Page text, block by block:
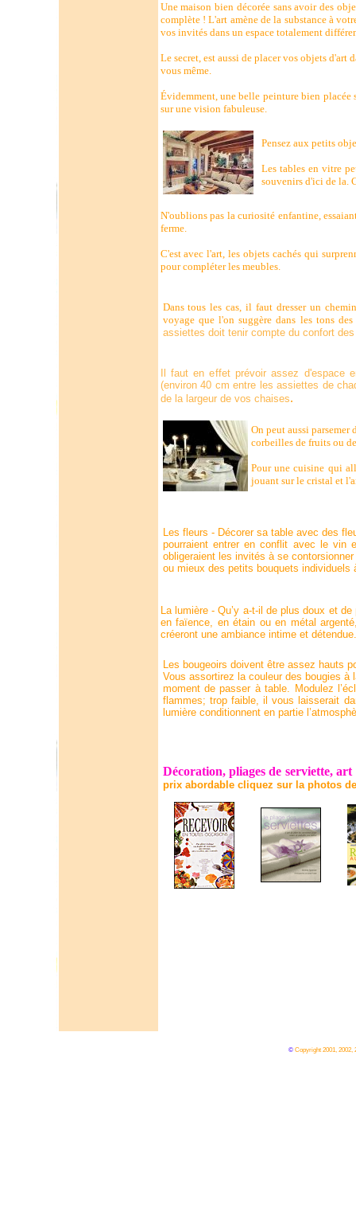
Une maison bien décorée sans avoir des
complète ! L'art amène de la substance à
vos invités dans un espace totalement
Le secret, est aussi de placer vos objets
vous même.
Évidemment, une belle peinture bien
sur une vision fabuleuse.
Pensez aux petits
Les tables en vitre
souvenirs d'ici de la.
N'oublions pas la curiosité enfantine,
ferme.
C'est avec l'art, les objets cachés qui
pour compléter les meubles.
Dans tous les cas, il faut dresser un
voyage que l'on suggère dans les tons
assiettes doit tenir compte du confort
Il faut en effet prévoir assez d'espace
(environ 40 cm entre les assiettes de
de la largeur de vos chaises.
On peut aussi parsemer
corbeilles de fruits ou
Pour une cuisine qui
jouant sur le cristal et
Les fleurs - Décorer sa table avec des
pourraient entrer en conflit avec le vin
obligeraient les invités à se
ou mieux des petits bouquets
La lumière - Qu’y a-t-il de plus doux et
en faïence, en étain ou en métal
créeront une ambiance intime et détendue.
Les bougeoirs doivent être assez hauts
Vous assortirez la couleur des bougies
moment de passer à table. Modulez
flammes; trop faible, il vous laisserait
lumière conditionnent en partie
Décoration, pliages de serviette,
prix abordable cliquez sur la photos
©Copyright 2001, 2002,